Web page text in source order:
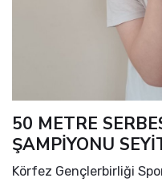
50 METRE
ŞAMPİYONU
Körfez Gençlerbirliği